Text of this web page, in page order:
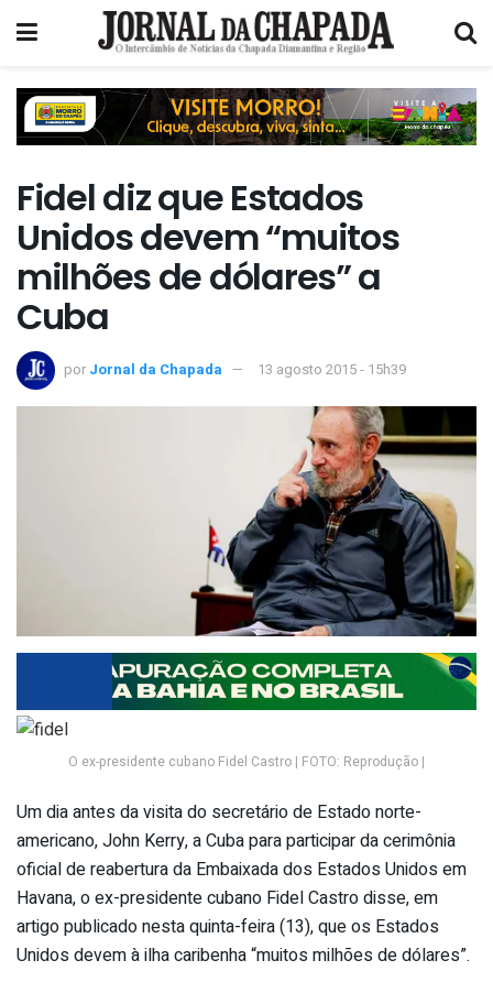
Fidel diz que Estados
Unidos devem “muitos
milhões de dólares” a
Cuba
por Jornal da Chapada 13 agosto 2015 - 15h39
O ex-presidente cubano Fidel Castro | FOTO: Reprodução |
Um dia antes da visita do secretário de Estado norte-
americano, John Kerry, a Cuba para participar da cerimônia
oficial de reabertura da Embaixada dos Estados Unidos em
Havana, o ex-presidente cubano Fidel Castro disse, em
artigo publicado nesta quinta-feira (13), que os Estados
Unidos devem à ilha caribenha “muitos milhões de dólares”.